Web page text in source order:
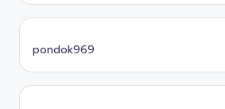
pondok969